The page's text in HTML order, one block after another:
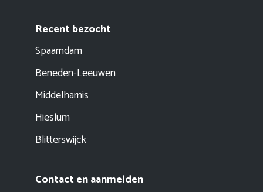
Recent bezocht
Spaarndam
Beneden-Leeuwen
Middelharnis
Hieslum
Blitterswijck
Contact en aanmelden